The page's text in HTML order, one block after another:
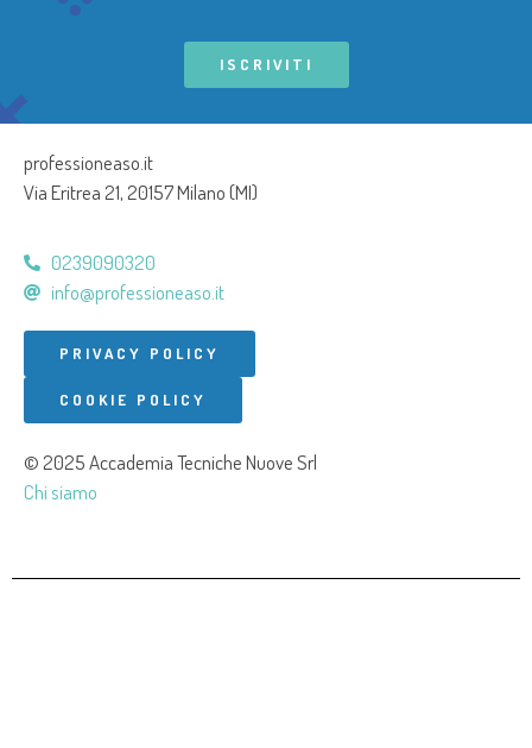
ISCRIVITI
professioneaso.it
Via Eritrea 21, 20157 Milano (MI)
0239090320
info@professioneaso.it
PRIVACY POLICY
COOKIE POLICY
© 2025 Accademia Tecniche Nuove Srl
Chi siamo